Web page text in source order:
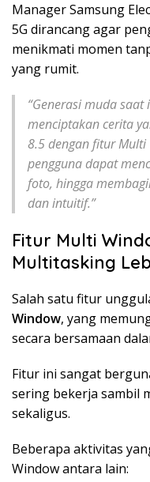
Manager Samsung
5G dirancang agar
menikmati momen
yang rumit.
“Generasi muda
menciptakan cerita
8.5 dengan fitur Multi
pengguna dapat
foto, hingga
dan intuitif.”
Fitur Multi
Multitasking
Salah satu fitur
Window, yang
secara bersamaan
Fitur ini sangat
sering bekerja sambil
sekaligus.
Beberapa aktivitas
Window antara lain: